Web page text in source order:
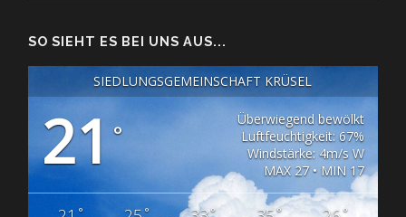
SO SIEHT ES BEI UNS AUS...
SIEDLUNGSGEMEINSCHAFT KRÜSEL
21°
Überwiegend bewölkt
Luftfeuchtigkeit: 67%
Windstärke: 4m/s W
MAX 27 • MIN 17
° ° ° ° °